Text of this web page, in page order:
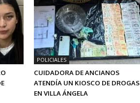
POLICIALES
CUIDADORA DE ANCIANOS
ATENDÍA UN KIOSCO DE DROGAS
EN VILLA ÁNGELA